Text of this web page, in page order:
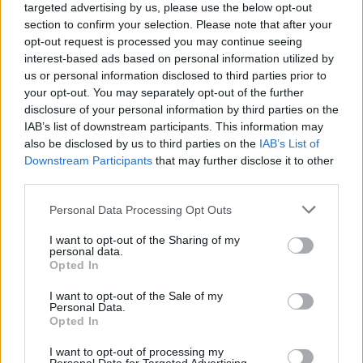
targeted advertising by us, please use the below opt-out
section to confirm your selection. Please note that after your
opt-out request is processed you may continue seeing
interest-based ads based on personal information utilized by
us or personal information disclosed to third parties prior to
your opt-out. You may separately opt-out of the further
disclosure of your personal information by third parties on the
IAB’s list of downstream participants. This information may
also be disclosed by us to third parties on the IAB’s List of
Downstream Participants that may further disclose it to other
Personal Data Processing Opt Outs
I want to opt-out of the Sharing of my
personal data.
Opted In
I want to opt-out of the Sale of my
Personal Data.
Opted In
I want to opt-out of processing my
© Vecer.mk, правата за текстот се на редакцијата
ТЕМПЕРАТУРАТА ВО СРЕДА ЌЕ БИДЕ
ЗА НА ЛЕКАР, а потоа...
ЦУК: До 18 часот регистрирани 15
пожари од кои 10 изгаснати, 5
НАЈЧИТАНИ ВО ПОСЛЕДНИ 7 ДЕНА
ЗА ВОЕНИТЕ ЗЛОСТРОСТВА НА